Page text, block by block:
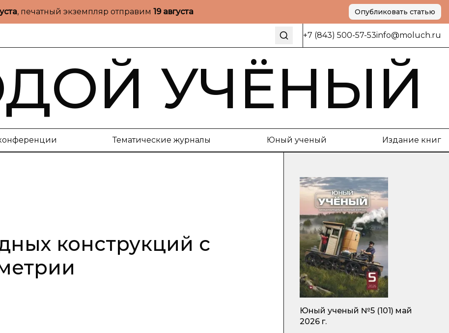
, печатный экземпляр отправим 19 августа Опубликовать статью
+7 (843) 500-57-53info@moluch.ru
УЧЁНЫЙ
Тематические журналы Юный ученый Издание книг
конструкций с
Юный ученый №5 (101) май
2026 г.